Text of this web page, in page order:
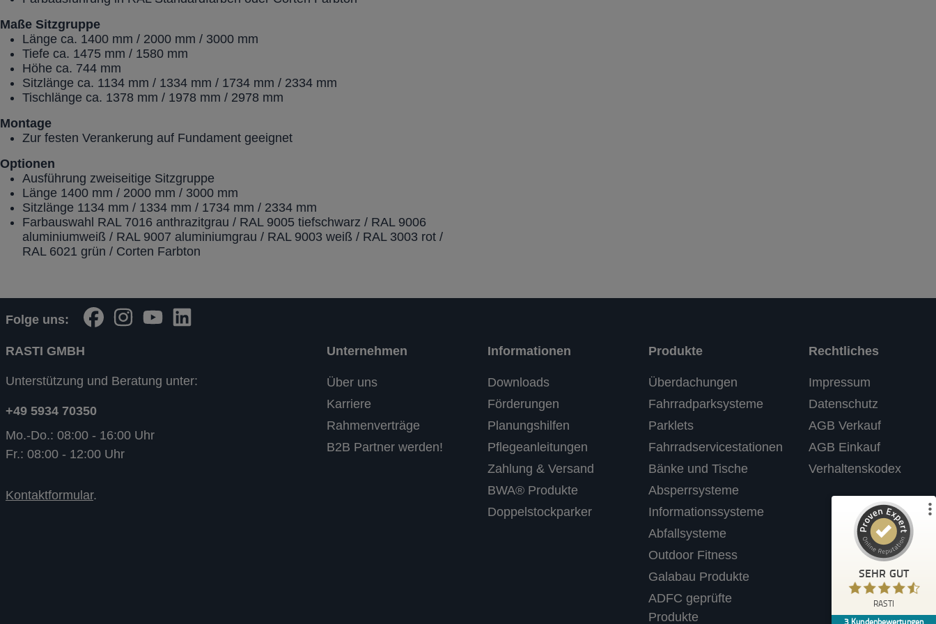
Maße Sitzgruppe
Länge ca. 1400 mm / 2000 mm / 3000 mm
Tiefe ca. 1475 mm / 1580 mm
Höhe ca. 744 mm
Sitzlänge ca. 1134 mm / 1334 mm / 1734 mm / 2334 mm
Tischlänge ca. 1378 mm / 1978 mm / 2978 mm
Montage
Zur festen Verankerung auf Fundament geeignet
Optionen
Ausführung zweiseitige Sitzgruppe
Länge 1400 mm / 2000 mm / 3000 mm
Sitzlänge 1134 mm / 1334 mm / 1734 mm / 2334 mm
Farbauswahl RAL 7016 anthrazitgrau / RAL 9005 tiefschwarz / RAL 9006
aluminiumweiß / RAL 9007 aluminiumgrau / RAL 9003 weiß / RAL 3003 rot /
RAL 6021 grün / Corten Farbton
Folge uns:
RASTI GMBH
Unterstützung und Beratung unter:
+49 5934 70350
Mo.-Do.: 08:00 - 16:00 Uhr
Fr.: 08:00 - 12:00 Uhr
Kontaktformular.
Unternehmen
Über uns
Karriere
Rahmenverträge
B2B Partner werden!
Informationen
Downloads
Förderungen
Planungshilfen
Pflegeanleitungen
Zahlung & Versand
BWA® Produkte
Doppelstockparker
Produkte
Überdachungen
Fahrradparksysteme
Parklets
Fahrradservicestationen
Bänke und Tische
Absperrsysteme
Informationssysteme
Abfallsysteme
Outdoor Fitness
Galabau Produkte
ADFC geprüfte
Produkte
Rechtliches
Impressum
Datenschutz
AGB Verkauf
AGB Einkauf
Verhaltenskodex
SEHR GUT
RASTI
3 Kundenbewertungen
RASTI
100
%
Empfehlungen auf
ProvenExpert.com
Bewertungen auf ProvenExpert.com
Erfahren Sie mehr über dieses Bewertungssiegel
Anonym